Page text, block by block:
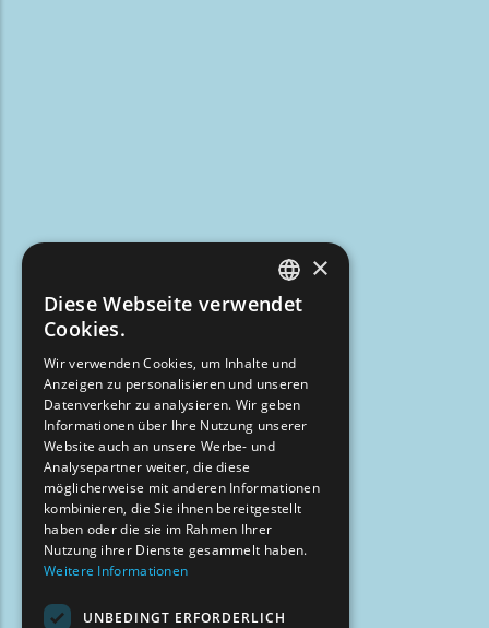
ENGLISH
FRENCH
BULGARIAN
ROMANIAN
TURKISH
×
Diese Webseite verwendet
Cookies.
Wir verwenden Cookies, um Inhalte und
Anzeigen zu personalisieren und unseren
Datenverkehr zu analysieren. Wir geben
Informationen über Ihre Nutzung unserer
Website auch an unsere Werbe- und
Analysepartner weiter, die diese
möglicherweise mit anderen Informationen
kombinieren, die Sie ihnen bereitgestellt
haben oder die sie im Rahmen Ihrer
Nutzung ihrer Dienste gesammelt haben.
Weitere Informationen
UNBEDINGT ERFORDERLICH